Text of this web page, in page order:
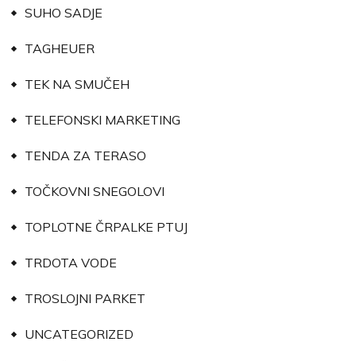
SUHO SADJE
TAGHEUER
TEK NA SMUČEH
TELEFONSKI MARKETING
TENDA ZA TERASO
TOČKOVNI SNEGOLOVI
TOPLOTNE ČRPALKE PTUJ
TRDOTA VODE
TROSLOJNI PARKET
UNCATEGORIZED